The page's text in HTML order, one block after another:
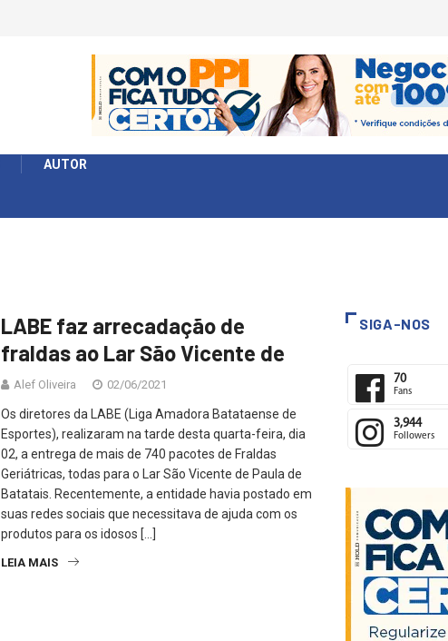
AUTOR
LABE faz arrecadação de
fraldas ao Lar São Vicente de
Alef Oliveira 02/06/2021
Os diretores da LABE (Liga Amadora Batataense de
Esportes), realizaram na tarde desta quarta-feira, dia
02, a entrega de mais de 740 pacotes de Fraldas
Geriátricas, todas para o Lar São Vicente de Paula de
Batatais. Recentemente, a entidade havia postado em
suas redes sociais que necessitava de ajuda com os
produtos para os idosos […]
LEIA MAIS
SIGA-NOS
70
Fans
3,944
Followers